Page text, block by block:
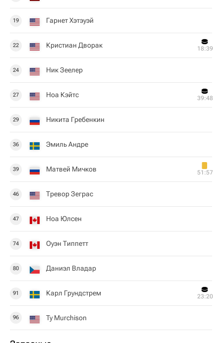
19 Гарнет Хэтэуэй
22 Кристиан Дворак 18:39
24 Ник Зеелер
27 Ноа Кэйтс 39:48
29 Никита Гребенкин
36 Эмиль Андре
39 Матвей Мичков 51:57
46 Тревор Зеграс
47 Ноа Юлсен
74 Оуэн Типпетт
80 Даниэл Владар
91 Карл Грундстрем 23:20
96 Ty Murchison